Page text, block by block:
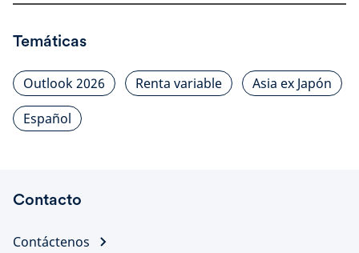
Temáticas
Outlook 2026 Renta variable
Asia ex Japón
Español
Contacto
Contáctenos